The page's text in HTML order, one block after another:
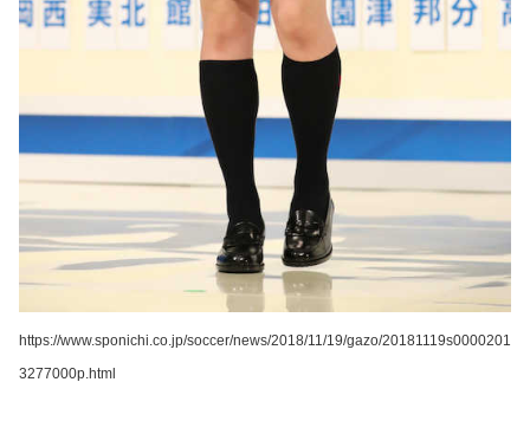
https://www.sponichi.co.jp/soccer/news/2018/11/19/gazo/20181119s0000201
3277000p.html